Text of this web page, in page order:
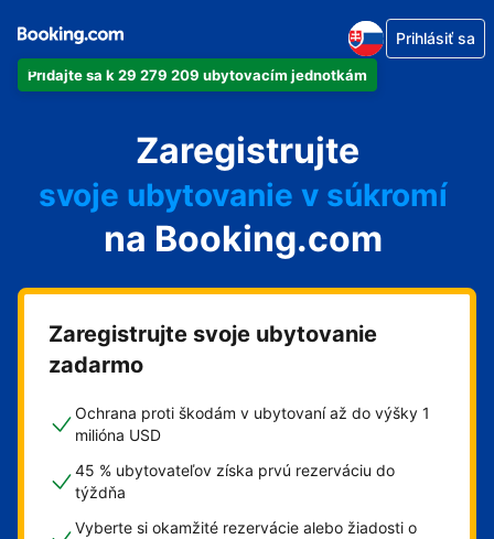
Pridajte sa k 29 279 209 ubytovacím jednotkám
Prihlásiť sa
Zaregistrujte
svoj hotel
svoje ubytovanie v súkromí
svoj penzión
svoje bed and breakfast
na Booking.com
Zaregistrujte svoje ubytovanie
zadarmo
Ochrana proti škodám v ubytovaní až do výšky 1
milióna USD
45 % ubytovateľov získa prvú rezerváciu do
týždňa
Vyberte si okamžité rezervácie alebo žiadosti o